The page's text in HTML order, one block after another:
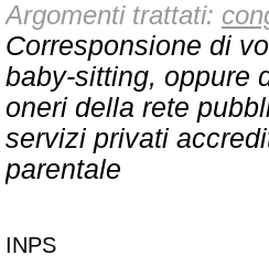
Argomenti trattati:
Corresponsione di
baby-sitting, oppure
oneri della rete
servizi privati
parentale
INPS